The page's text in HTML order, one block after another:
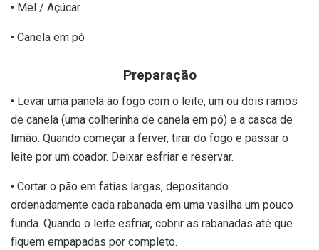
• Mel / Açúcar
• Canela em pó
Preparação
• Levar uma panela ao fogo com o leite, um ou dois ramos
de canela (uma colherinha de canela em pó) e a casca de
limão. Quando começar a ferver, tirar do fogo e passar o
leite por um coador. Deixar esfriar e reservar.
• Cortar o pão em fatias largas, depositando
ordenadamente cada rabanada em uma vasilha um pouco
funda. Quando o leite esfriar, cobrir as rabanadas até que
fiquem empapadas por completo.